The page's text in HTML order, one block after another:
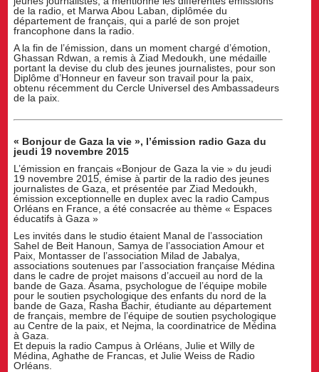
de la radio, et Marwa Abou Laban, diplômée du
département de français, qui a parlé de son projet
francophone dans la radio.
A la fin de l’émission, dans un moment chargé d’émotion,
Ghassan Rdwan, a remis à Ziad Medoukh, une médaille
portant la devise du club des jeunes journalistes, pour son
Diplôme d’Honneur en faveur son travail pour la paix,
obtenu récemment du Cercle Universel des Ambassadeurs
de la paix.
« Bonjour de Gaza la vie », l’émission radio Gaza du
jeudi 19 novembre 2015
L’émission en français «Bonjour de Gaza la vie » du jeudi
19 novembre 2015, émise à partir de la radio des jeunes
journalistes de Gaza, et présentée par Ziad Medoukh,
émission exceptionnelle en duplex avec la radio Campus
Orléans en France, a été consacrée au thème « Espaces
éducatifs à Gaza »
Les invités dans le studio étaient Manal de l’association
Sahel de Beit Hanoun, Samya de l’association Amour et
Paix, Montasser de l’association Milad de Jabalya,
associations soutenues par l’association française Médina
dans le cadre de projet maisons d’accueil au nord de la
bande de Gaza. Asama, psychologue de l’équipe mobile
pour le soutien psychologique des enfants du nord de la
bande de Gaza, Rasha Bachir, étudiante au département
de français, membre de l’équipe de soutien psychologique
au Centre de la paix, et Nejma, la coordinatrice de Médina
à Gaza.
Et depuis la radio Campus à Orléans, Julie et Willy de
Médina, Aghathe de Francas, et Julie Weiss de Radio
Orléans.